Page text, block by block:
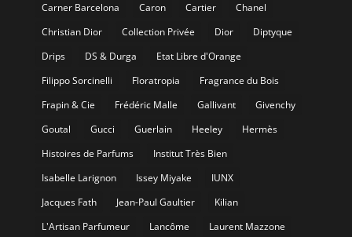
Carner Barcelona
Caron Cartier
Chanel
Christian Dior
Collection Privée Dior
Diptyque
Drips
DS & Durga
Etat Libre d'Orange
Filippo Sorcinelli
Floratropia
Fragrance du Bois
Frapin & Cie
Frédéric Malle Gallivant
Givenchy
Goutal
Gucci Guerlain Heeley
Hermès
Histoires de Parfums
Institut Très Bien
Isabelle Larignon
Issey Miyake
IUNX
Jacques Fath
Jean-Paul Gaultier
Kilian
L'Artisan Parfumeur
Lancôme
Laurent Mazzone